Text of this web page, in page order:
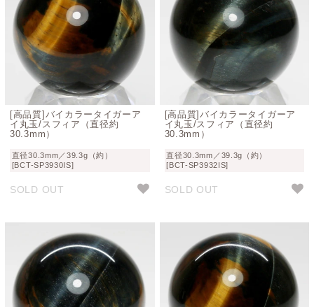
[高品質]バイカラータイガーア
イ丸玉/スフィア（直径約
30.3mm）
直径30.3mm／39.3g（約）
[BCT-SP3930IS]
SOLD OUT
[高品質]バイカラータイガーア
イ丸玉/スフィア（直径約
30.3mm）
直径30.3mm／39.3g（約）
[BCT-SP3932IS]
SOLD OUT